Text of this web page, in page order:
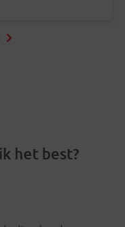
het best?